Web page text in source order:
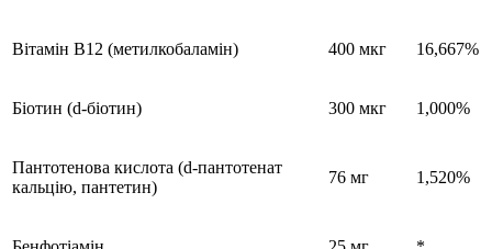
Вітамін B12 (метилкобаламін) 400 мкг 16,667%
Біотин (d-біотин) 300 мкг 1,000%
Пантотенова кислота (d-пантотенат
кальцію, пантетин)
76 мг 1,520%